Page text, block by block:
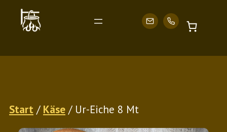
Zum
Inhalt
Start / Käse / Ur-Eiche 8 Mt